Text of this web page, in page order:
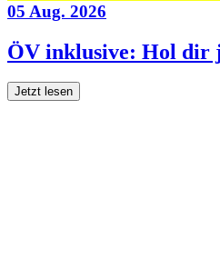
05 Aug. 2026
ÖV inklusive: Hol dir
Jetzt lesen